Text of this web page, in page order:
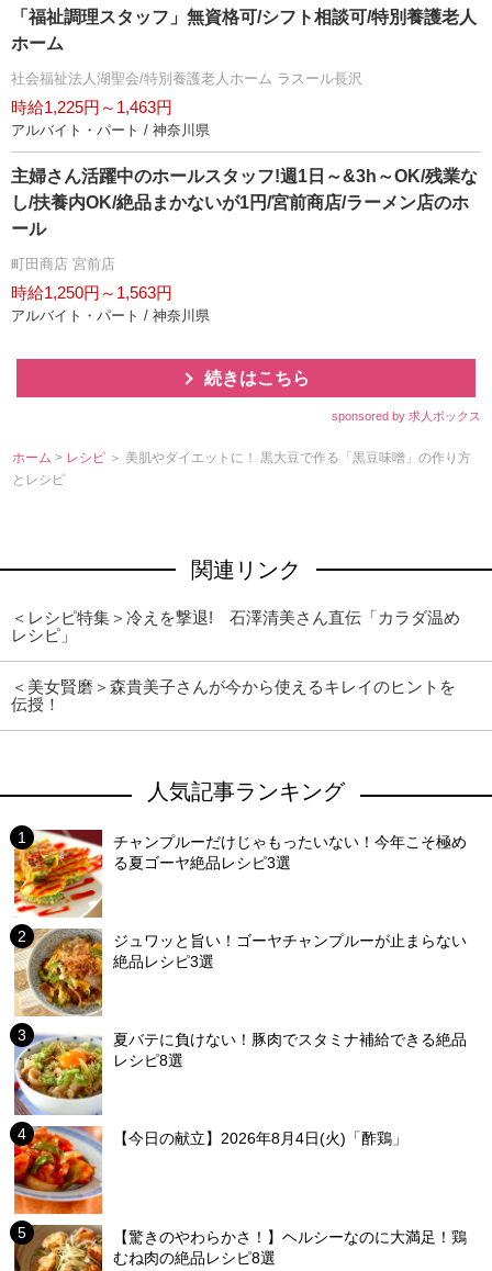
「福祉調理スタッフ」無資格可/シフト相談可/特別養護老人
ホーム
社会福祉法人湖聖会/特別養護老人ホーム ラスール長沢
時給1,225円～1,463円
アルバイト・パート / 神奈川県
主婦さん活躍中のホールスタッフ!週1日～&3h～OK/残業な
し/扶養内OK/絶品まかないが1円/宮前商店/ラーメン店のホ
ール
町田商店 宮前店
時給1,250円～1,563円
アルバイト・パート / 神奈川県
続きはこちら
sponsored by 求人ボックス
ホーム > レシピ ＞ 美肌やダイエットに！ 黒大豆で作る「黒豆味噌」の作り方
とレシピ
関連リンク
＜レシピ特集＞冷えを撃退! 石澤清美さん直伝「カラダ温め
レシピ」
＜美女賢磨＞森貴美子さんが今から使えるキレイのヒントを
伝授！
人気記事ランキング
チャンプルーだけじゃもったいない！今年こそ極め
る夏ゴーヤ絶品レシピ3選
ジュワッと旨い！ゴーヤチャンプルーが止まらない
絶品レシピ3選
夏バテに負けない！豚肉でスタミナ補給できる絶品
レシピ8選
【今日の献立】2026年8月4日(火)「酢鶏」
【驚きのやわらかさ！】ヘルシーなのに大満足！鶏
むね肉の絶品レシピ8選